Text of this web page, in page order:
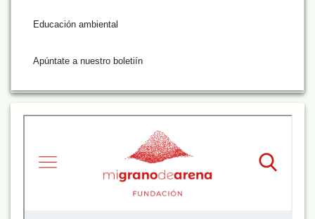
Educación ambiental
Apúntate a nuestro boletiín